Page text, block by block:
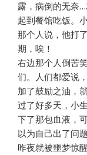
露，病倒的无奈
起到餐馆吃饭。
那个人说，他打
期，唉！
右边那个人倒苦
们。人们都爱说
加了鼓励之油，
过了好多天，小
下了那包血液，
以为自己出了问
昨夜就被噩梦惊